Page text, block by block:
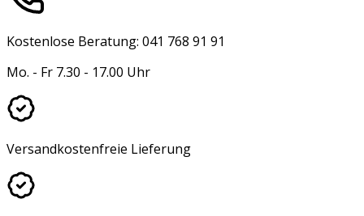
Kostenlose Beratung: 041 768 91 91
Mo. - Fr 7.30 - 17.00 Uhr
Versandkostenfreie Lieferung